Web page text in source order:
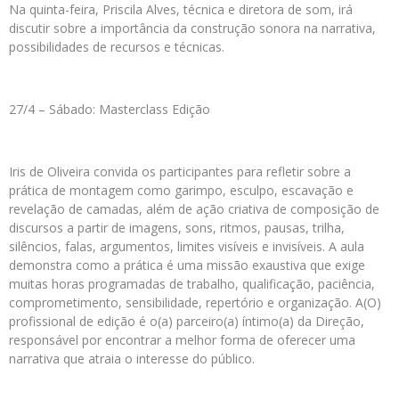
Na quinta-feira, Priscila Alves, técnica e diretora de som, irá
discutir sobre a importância da construção sonora na narrativa,
possibilidades de recursos e técnicas.
27/4 – Sábado: Masterclass Edição
Iris de Oliveira convida os participantes para refletir sobre a
prática de montagem como garimpo, esculpo, escavação e
revelação de camadas, além de ação criativa de composição de
discursos a partir de imagens, sons, ritmos, pausas, trilha,
silêncios, falas, argumentos, limites visíveis e invisíveis. A aula
demonstra como a prática é uma missão exaustiva que exige
muitas horas programadas de trabalho, qualificação, paciência,
comprometimento, sensibilidade, repertório e organização. A(O)
profissional de edição é o(a) parceiro(a) íntimo(a) da Direção,
responsável por encontrar a melhor forma de oferecer uma
narrativa que atraia o interesse do público.